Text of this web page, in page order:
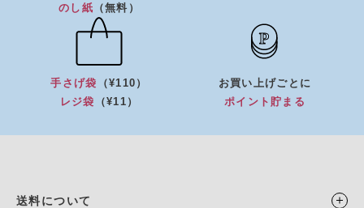
のし紙 （無料）
手さげ袋
（¥110）
レジ袋
（¥11）
お買い上げごとに
ポイント貯まる
送料について